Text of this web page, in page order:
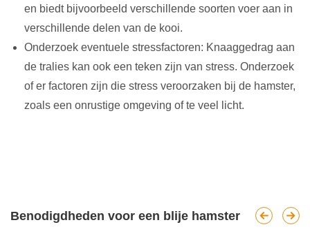
en biedt bijvoorbeeld verschillende soorten voer aan in
verschillende delen van de kooi.
Onderzoek eventuele stressfactoren: Knaaggedrag aan
de tralies kan ook een teken zijn van stress. Onderzoek
of er factoren zijn die stress veroorzaken bij de hamster,
zoals een onrustige omgeving of te veel licht.
Benodigdheden voor een blije hamster